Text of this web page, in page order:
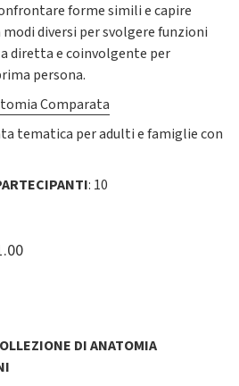
forme simili e capire
diversi per svolgere funzioni
diretta e coinvolgente per
persona.
Comparata
tematica per adulti e famiglie con
: 10
DI ANATOMIA